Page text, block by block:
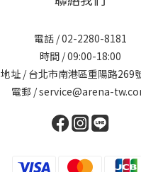
電話 / 02-2280-8181
時間 / 09:00-18:00
地址 / 台北市南港區重陽路269
電郵 / service@arena-